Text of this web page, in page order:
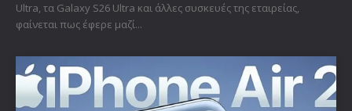
Ultra, τα Galaxy S26 Ultra και άλλες συσκευές της εταιρείας,
φαίνεται πως έφερε μαζί...